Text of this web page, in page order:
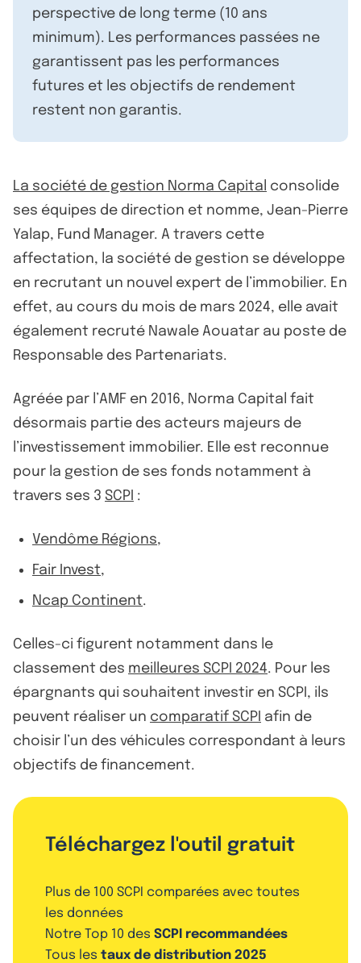
perspective de long terme (10 ans
minimum). Les performances passées ne
garantissent pas les performances
futures et les objectifs de rendement
restent non garantis.
La société de gestion Norma Capital consolide
ses équipes de direction et nomme, Jean-Pierre
Yalap, Fund Manager. A travers cette
affectation, la société de gestion se développe
en recrutant un nouvel expert de l’immobilier. En
effet, au cours du mois de mars 2024, elle avait
également recruté Nawale Aouatar au poste de
Responsable des Partenariats.
Agréée par l’AMF en 2016, Norma Capital fait
désormais partie des acteurs majeurs de
l’investissement immobilier. Elle est reconnue
pour la gestion de ses fonds notamment à
travers ses 3 SCPI :
Vendôme Régions,
Fair Invest,
Ncap Continent.
Celles-ci figurent notamment dans le
classement des meilleures SCPI 2024. Pour les
épargnants qui souhaitent investir en SCPI, ils
peuvent réaliser un comparatif SCPI afin de
choisir l’un des véhicules correspondant à leurs
objectifs de financement.
Téléchargez l'outil gratuit
Plus de 100 SCPI comparées avec toutes
les données
Notre Top 10 des SCPI recommandées
Tous les taux de distribution 2025